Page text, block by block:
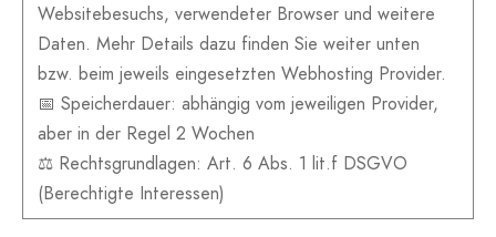
Websitebesuchs, verwendeter Browser und weitere
Daten. Mehr Details dazu finden Sie weiter unten
bzw. beim jeweils eingesetzten Webhosting Provider.
📅 Speicherdauer: abhängig vom jeweiligen Provider,
aber in der Regel 2 Wochen
⚖️ Rechtsgrundlagen: Art. 6 Abs. 1 lit.f DSGVO
(Berechtigte Interessen)